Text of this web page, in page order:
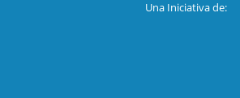
Una Iniciativa de: